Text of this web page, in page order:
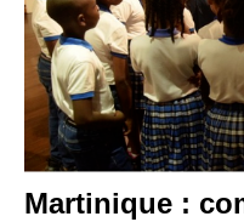
Martinique :